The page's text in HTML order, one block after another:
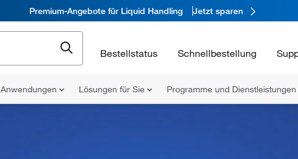
Premium-Angebote für Liquid Handling Jetzt sparen
Bestellstatus Schnellbestellung
Anwendungen Lösungen für Sie Programme und Dienstleistungen